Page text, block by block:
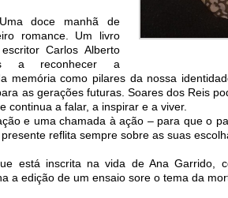
doce manhã de
romance. Um livro
Carlos Alberto
a reconhecer a
memória como pilares da nossa
as gerações futuras. Soares dos Reis
continua a falar, a inspirar e a viver.
e uma chamada à ação – para que o
reflita sempre sobre as suas
está inscrita na vida de Ana Garrido,
a edição de um ensaio sore o tema da